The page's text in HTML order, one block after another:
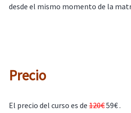
desde el mismo momento de la
Precio
El precio del curso es de 120€59€ .